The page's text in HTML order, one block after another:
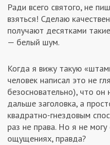
Ради всего святого, не
взяться! Сделаю
получают десятками
— белый шум.
Когда я вижу такую
человек написал это не
безосновательно), что
дальше заголовка, а
квадратно-гнездовым
раз не права. Но я не
ощущениях, правда?